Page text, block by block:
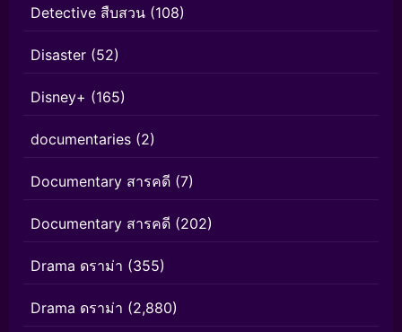
Detective สืบสวน (108)
Disaster (52)
Disney+ (165)
documentaries (2)
Documentary สารคดี (7)
Documentary สารคดี (202)
Drama ดราม่า (355)
Drama ดราม่า (2,880)